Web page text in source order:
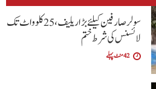
سولر صارفین کیلئے بڑا ریلیف، 25 کلوواٹ تک
لائسنس کی شرط ختم
42 منٹ پہلے